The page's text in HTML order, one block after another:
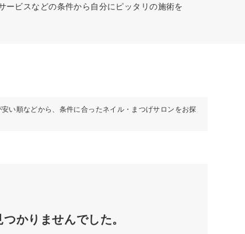
ビスなどの条件から自分にピッタリの施術を
い順などから、条件に合ったネイル・まつげサロンをお探
かりませんでした。